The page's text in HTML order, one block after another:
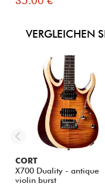
VERGLEICHEN
CORT
X700 Duality - antique
violin burst